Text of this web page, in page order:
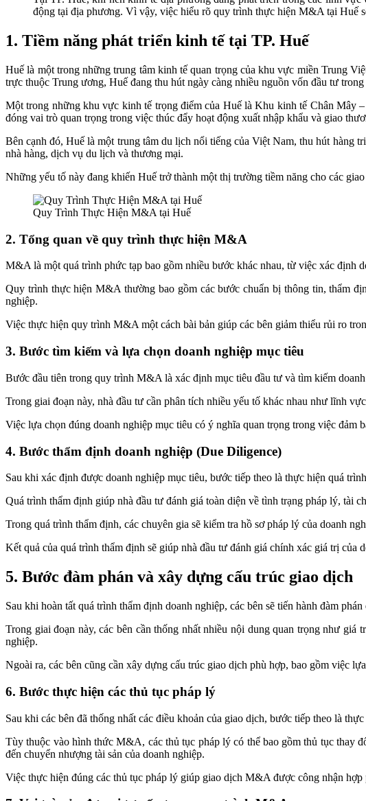
động tại địa phương. Vì vậy, việc hiểu rõ quy trình thực hiện M&A tại Huế
1. Tiềm năng phát triển kinh tế tại TP. Huế
Huế là một trong những trung tâm kinh tế quan trọng của khu vực miền Trung
trực thuộc Trung ương, Huế đang thu hút ngày càng nhiều nguồn vốn đầu tư
Một trong những khu vực kinh tế trọng điểm của Huế là Khu kinh tế Chân Mây
đóng vai trò quan trọng trong việc thúc đẩy hoạt động xuất nhập khẩu và giao
Bên cạnh đó, Huế là một trung tâm du lịch nổi tiếng của Việt Nam, thu hút hàng
nhà hàng, dịch vụ du lịch và thương mại.
Những yếu tố này đang khiến Huế trở thành một thị trường tiềm năng cho các
Quy Trình Thực Hiện M&A tại Huế
2. Tổng quan về quy trình thực hiện M&A
M&A là một quá trình phức tạp bao gồm nhiều bước khác nhau, từ việc xác định
Quy trình thực hiện M&A thường bao gồm các bước chuẩn bị thông tin, thẩm
nghiệp.
Việc thực hiện quy trình M&A một cách bài bản giúp các bên giảm thiểu rủi ro
3. Bước tìm kiếm và lựa chọn doanh nghiệp mục tiêu
Bước đầu tiên trong quy trình M&A là xác định mục tiêu đầu tư và tìm kiếm
Trong giai đoạn này, nhà đầu tư cần phân tích nhiều yếu tố khác nhau như lĩnh
Việc lựa chọn đúng doanh nghiệp mục tiêu có ý nghĩa quan trọng trong việc đảm
4. Bước thẩm định doanh nghiệp (Due Diligence)
Sau khi xác định được doanh nghiệp mục tiêu, bước tiếp theo là thực hiện quá
Quá trình thẩm định giúp nhà đầu tư đánh giá toàn diện về tình trạng pháp lý, tài
Trong quá trình thẩm định, các chuyên gia sẽ kiểm tra hồ sơ pháp lý của doanh
Kết quả của quá trình thẩm định sẽ giúp nhà đầu tư đánh giá chính xác giá trị của
5. Bước đàm phán và xây dựng cấu trúc giao dịch
Sau khi hoàn tất quá trình thẩm định doanh nghiệp, các bên sẽ tiến hành đàm
Trong giai đoạn này, các bên cần thống nhất nhiều nội dung quan trọng như
nghiệp.
Ngoài ra, các bên cũng cần xây dựng cấu trúc giao dịch phù hợp, bao gồm việc
6. Bước thực hiện các thủ tục pháp lý
Sau khi các bên đã thống nhất các điều khoản của giao dịch, bước tiếp theo là
Tùy thuộc vào hình thức M&A, các thủ tục pháp lý có thể bao gồm thủ tục thay
đến chuyển nhượng tài sản của doanh nghiệp.
Việc thực hiện đúng các thủ tục pháp lý giúp giao dịch M&A được công nhận